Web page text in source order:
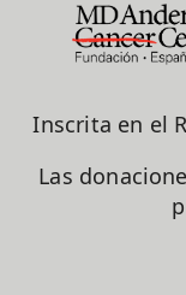
Inscrita en el
Las